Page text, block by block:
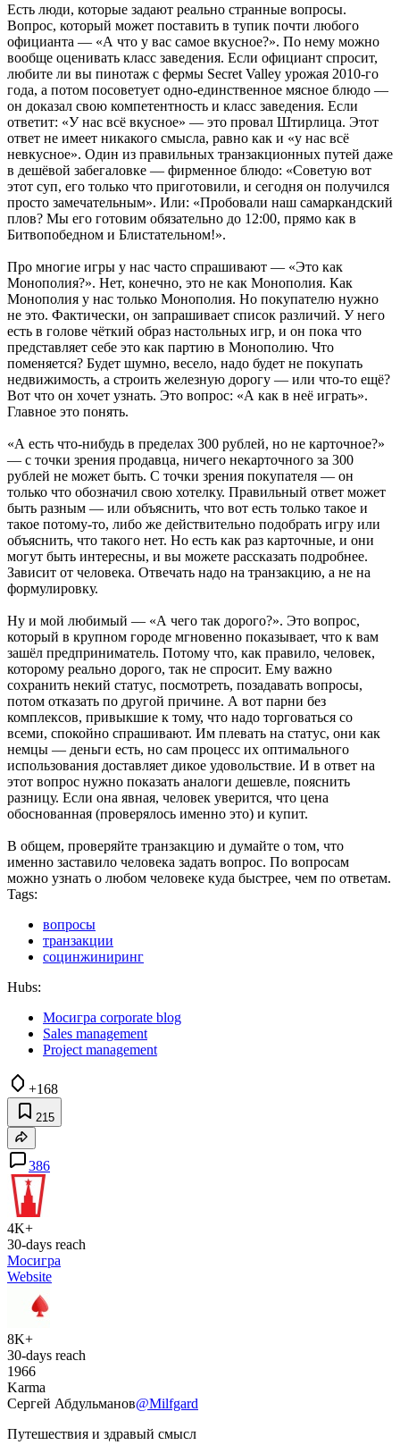
Есть люди, которые задают реально странные вопросы.
Вопрос, который может поставить в тупик почти любого
официанта — «А что у вас самое вкусное?». По нему можно
вообще оценивать класс заведения. Если официант спросит,
любите ли вы пинотаж с фермы Secret Valley урожая 2010-го
года, а потом посоветует одно-единственное мясное блюдо —
он доказал свою компетентность и класс заведения. Если
ответит: «У нас всё вкусное» — это провал Штирлица. Этот
ответ не имеет никакого смысла, равно как и «у нас всё
невкусное». Один из правильных транзакционных путей даже
в дешёвой забегаловке — фирменное блюдо: «Советую вот
этот суп, его только что приготовили, и сегодня он получился
просто замечательным». Или: «Пробовали наш самаркандский
плов? Мы его готовим обязательно до 12:00, прямо как в
Битвопобедном и Блистательном!».
Про многие игры у нас часто спрашивают — «Это как
Монополия?». Нет, конечно, это не как Монополия. Как
Монополия у нас только Монополия. Но покупателю нужно
не это. Фактически, он запрашивает список различий. У него
есть в голове чёткий образ настольных игр, и он пока что
представляет себе это как партию в Монополию. Что
поменяется? Будет шумно, весело, надо будет не покупать
недвижимость, а строить железную дорогу — или что-то ещё?
Вот что он хочет узнать. Это вопрос: «А как в неё играть».
Главное это понять.
«А есть что-нибудь в пределах 300 рублей, но не карточное?»
— с точки зрения продавца, ничего некарточного за 300
рублей не может быть. С точки зрения покупателя — он
только что обозначил свою хотелку. Правильный ответ может
быть разным — или объяснить, что вот есть только такое и
такое потому-то, либо же действительно подобрать игру или
объяснить, что такого нет. Но есть как раз карточные, и они
могут быть интересны, и вы можете рассказать подробнее.
Зависит от человека. Отвечать надо на транзакцию, а не на
формулировку.
Ну и мой любимый — «А чего так дорого?». Это вопрос,
который в крупном городе мгновенно показывает, что к вам
зашёл предприниматель. Потому что, как правило, человек,
которому реально дорого, так не спросит. Ему важно
сохранить некий статус, посмотреть, позадавать вопросы,
потом отказать по другой причине. А вот парни без
комплексов, привыкшие к тому, что надо торговаться со
всеми, спокойно спрашивают. Им плевать на статус, они как
немцы — деньги есть, но сам процесс их оптимального
использования доставляет дикое удовольствие. И в ответ на
этот вопрос нужно показать аналоги дешевле, пояснить
разницу. Если она явная, человек уверится, что цена
обоснованная (проверялось именно это) и купит.
В общем, проверяйте транзакцию и думайте о том, что
именно заставило человека задать вопрос. По вопросам
можно узнать о любом человеке куда быстрее, чем по ответам.
Tags:
вопросы
транзакции
социнжиниринг
Hubs:
Мосигра corporate blog
Sales management
Project management
+168
215
386
4K+
30-days reach
Мосигра
Website
8K+
30-days reach
1966
Karma
Сергей Абдульманов@Milfgard
Путешествия и здравый смысл